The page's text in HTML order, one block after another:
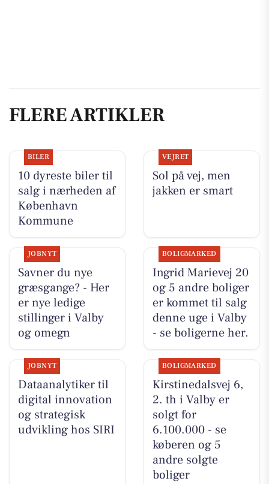
FLERE ARTIKLER
BILER
10 dyreste biler til
salg i nærheden af
København
Kommune
VEJRET
Sol på vej, men
jakken er smart
JOBNYT
Savner du nye
græsgange? - Her
er nye ledige
stillinger i Valby
og omegn
BOLIGMARKED
Ingrid Marievej 20
og 5 andre boliger
er kommet til salg
denne uge i Valby
- se boligerne her.
JOBNYT
Dataanalytiker til
digital innovation
og strategisk
udvikling hos SIRI
BOLIGMARKED
Kirstinedalsvej 6,
2. th i Valby er
solgt for
6.100.000 - se
køberen og 5
andre solgte
boliger